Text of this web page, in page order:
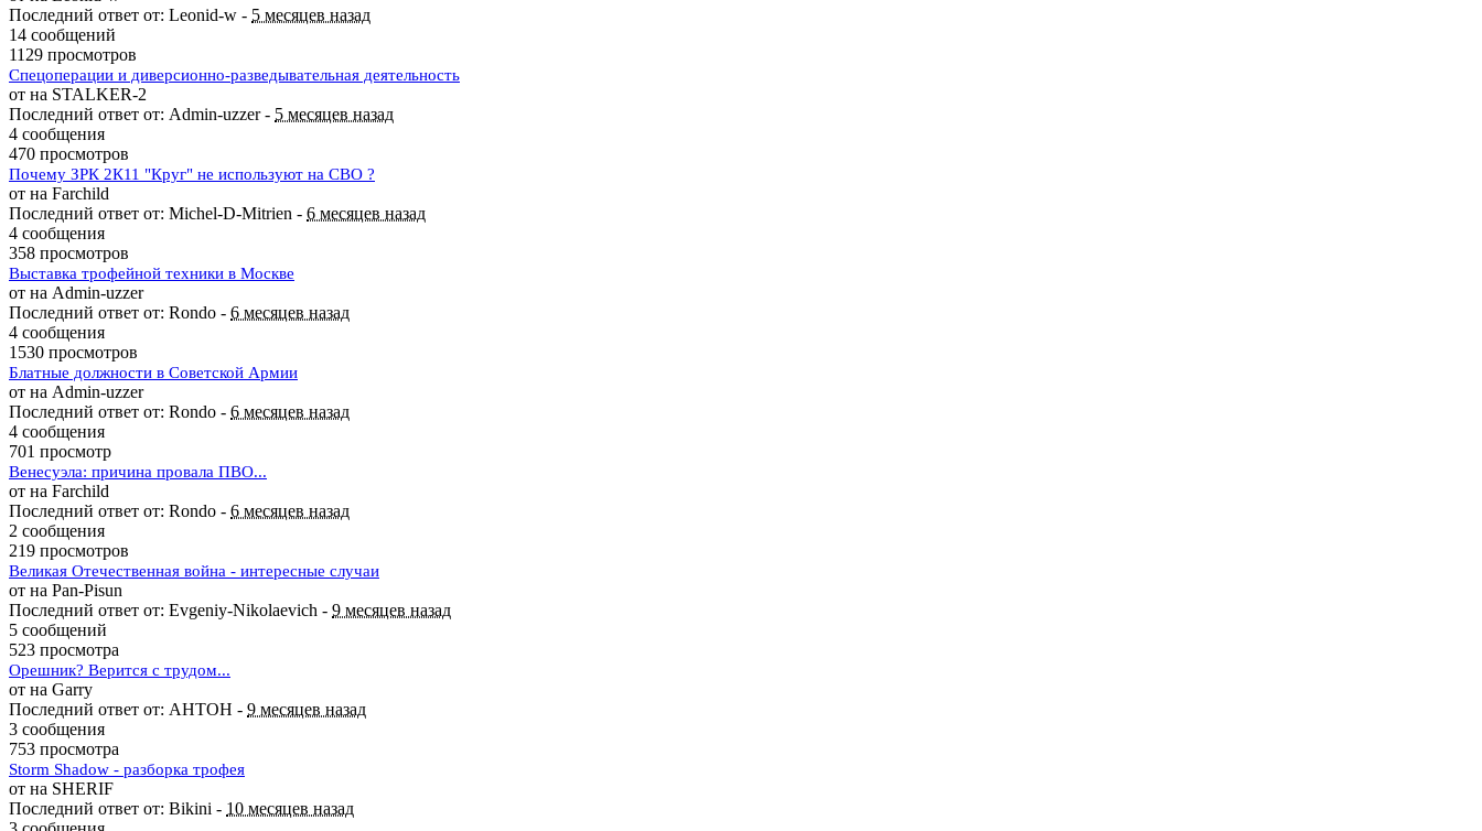
Последний ответ от: Leonid-w - 5 месяцев назад
14 сообщений
1129 просмотров
Спецоперации и диверсионно-разведывательная деятельность
от на STALKER-2
Последний ответ от: Admin-uzzer - 5 месяцев назад
4 сообщения
470 просмотров
Почему ЗРК 2К11 "Круг" не используют на СВО ?
от на Farchild
Последний ответ от: Michel-D-Mitrien - 6 месяцев назад
4 сообщения
358 просмотров
Выставка трофейной техники в Москве
от на Admin-uzzer
Последний ответ от: Rondo - 6 месяцев назад
4 сообщения
1530 просмотров
Блатные должности в Советской Армии
от на Admin-uzzer
Последний ответ от: Rondo - 6 месяцев назад
4 сообщения
701 просмотр
Венесуэла: причина провала ПВО...
от на Farchild
Последний ответ от: Rondo - 6 месяцев назад
2 сообщения
219 просмотров
Великая Отечественная война - интересные случаи
от на Pan-Pisun
Последний ответ от: Evgeniy-Nikolaevich - 9 месяцев назад
5 сообщений
523 просмотра
Орешник? Верится с трудом...
от на Garry
Последний ответ от: AHTOH - 9 месяцев назад
3 сообщения
753 просмотра
Storm Shadow - разборка трофея
от на SHERIF
Последний ответ от: Bikini - 10 месяцев назад